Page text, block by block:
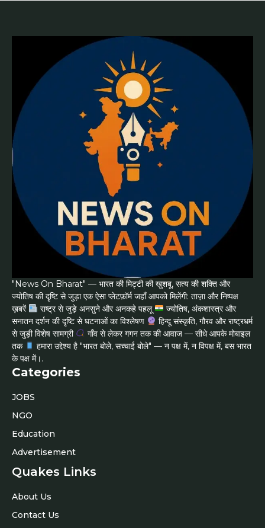
"News On Bharat" — भारत की मिट्टी की खुशबू, सत्य की शक्ति और
ज्योतिष की दृष्टि से जुड़ा एक ऐसा प्लेटफ़ॉर्म जहाँ आपको मिलेंगी: ताज़ा और निष्पक्ष
ख़बरें
राष्ट्र से जुड़े अनसुने और अनकहे पहलू
ज्योतिष, अंकशास्त्र और
सनातन दर्शन की दृष्टि से घटनाओं का विश्लेषण
हिन्दू संस्कृति, गौरव और राष्ट्रधर्म
से जुड़ी विशेष सामग्री
गाँव से लेकर गगन तक की आवाज — सीधे आपके मोबाइल
तक
हमारा उद्देश्य है "भारत बोले, सच्चाई बोले" — न पक्ष में, न विपक्ष में, बस भारत
के पक्ष में।.
Categories
JOBS
NGO
Education
Advertisement
Quakes Links
About Us
Contact Us